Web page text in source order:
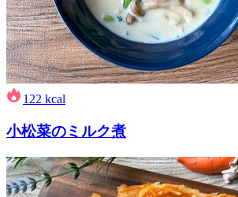
122 kcal
小松菜のミルク煮